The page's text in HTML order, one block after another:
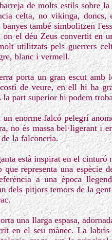
de molts estils sobre
celta, no vikinga,
banyes també simbolitzen
on el déu Zeus convertit en
utilitzats pels guerrers
blanc i vermell.
porta un gran escut amb
de veure, en ell hi ha
la part superior hi podem
enorme falcó pelegrí
no és massa bel·ligerant i
la falconeria.
està inspirat en el
que representa una espècie
a una època
dels pitjors temors de la
una llarga espasa,
en el seu mànec. La